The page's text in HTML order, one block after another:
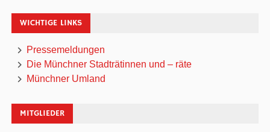
WICHTIGE LINKS
Pressemeldungen
Die Münchner Stadträtinnen und – räte
Münchner Umland
MITGLIEDER